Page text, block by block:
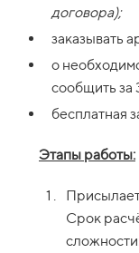
договора);
заказывать
о
сообщить за
бесплатная
Этапы работы:
Срок